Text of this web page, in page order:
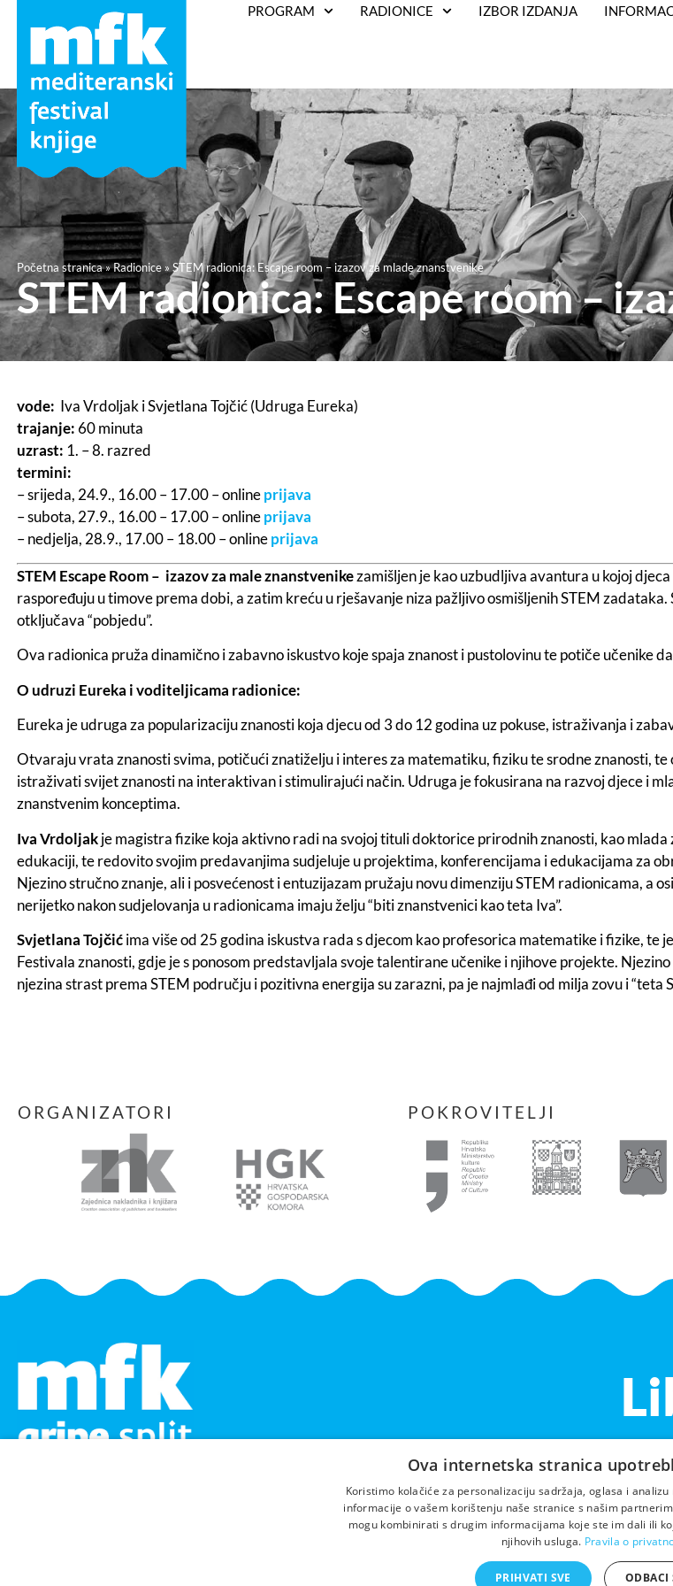
PROGRAM RADIONICE IZBOR IZDANJA
Početna stranica»Radionice »STEM radionica: Escape room – izazov za mlade znanstvenike
STEM radionica: Escape room –
vode: Iva Vrdoljak i Svjetlana Tojčić (Udruga Eureka)
trajanje: 60 minuta
uzrast: 1. – 8. razred
termini:
– srijeda, 24.9., 16.00 – 17.00 – onlineprijava
– subota, 27.9., 16.00 – 17.00 – onlineprijava
– nedjelja, 28.9., 17.00 – 18.00 – onlineprijava
STEM Escape Room – izazov za male znanstvenikezamišljen je kao uzbudljiva avantura u kojoj
raspoređuju u timove prema dobi, a zatim kreću u rješavanje niza pažljivo osmišljenih STEM
otključava “pobjedu”.
Ova radionica pruža dinamično i zabavno iskustvo koje spaja znanost i pustolovinu te potiče učenike
O udruzi Eureka i voditeljicama radionice:
Eureka je udruga za popularizaciju znanosti koja djecu od 3 do 12 godina uz pokuse, istraživanja i
Otvaraju vrata znanosti svima, potičući znatiželju i interes za matematiku, fiziku te srodne znanosti,
istraživati svijet znanosti na interaktivan i stimulirajući način. Udruga je fokusirana na razvoj djece i
znanstvenim konceptima.
Iva Vrdoljakje magistra fizike koja aktivno radi na svojoj tituli doktorice prirodnih znanosti, kao
edukaciji, te redovito svojim predavanjima sudjeluje u projektima, konferencijama i edukacijama za
Njezino stručno znanje, ali i posvećenost i entuzijazam pružaju novu dimenziju STEM radionicama, a
nerijetko nakon sudjelovanja u radionicama imaju želju “biti znanstvenici kao teta Iva”.
Svjetlana Tojčićima više od 25 godina iskustva rada s djecom kao profesorica matematike i fizike,
Festivala znanosti, gdje je s ponosom predstavljala svoje talentirane učenike i njihove projekte.
njezina strast prema STEM području i pozitivna energija su zarazni, pa je najmlađi od milja zovu i “teta
ORGANIZATORI POKROVITELJI
Ova internetska stranica
Koristimo kolačiće za personalizaciju sadržaja, oglasa i
informacije o vašem korištenju naše stranice s našim
mogu kombinirati s drugim informacijama koje ste im dali ili
njihovih usluga. Pravila o
PRIHVATI SVE ODBACI